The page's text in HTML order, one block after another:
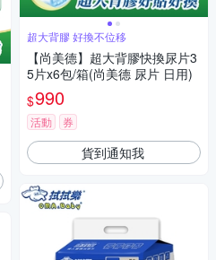
超大背膠 好換不位移
【尚美德】超大背膠快換尿片3
5片x6包/箱(尚美德 尿片 日用)
$990
活動 券
貨到通知我